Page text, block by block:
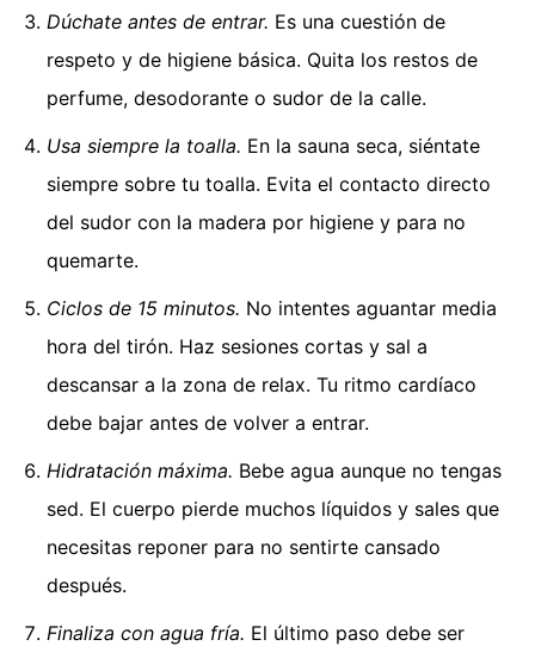
Dúchate antes de entrar. Es una cuestión de
respeto y de higiene básica. Quita los restos de
perfume, desodorante o sudor de la calle.
Usa siempre la toalla. En la sauna seca, siéntate
siempre sobre tu toalla. Evita el contacto directo
del sudor con la madera por higiene y para no
quemarte.
Ciclos de 15 minutos. No intentes aguantar media
hora del tirón. Haz sesiones cortas y sal a
descansar a la zona de relax. Tu ritmo cardíaco
debe bajar antes de volver a entrar.
Hidratación máxima. Bebe agua aunque no tengas
sed. El cuerpo pierde muchos líquidos y sales que
necesitas reponer para no sentirte cansado
después.
Finaliza con agua fría. El último paso debe ser